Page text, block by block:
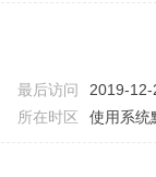
最后访问
2019-
所在时区 使用系统